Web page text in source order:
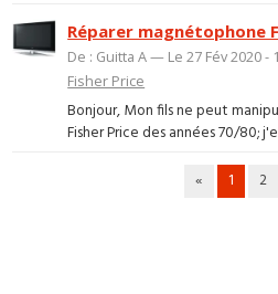
Réparer magnétophone
De : Guitta A — Le 27 Fév 2020
Fisher Price
Bonjour, Mon fils ne peut
Fisher Price des années 70/80;
« 1 2